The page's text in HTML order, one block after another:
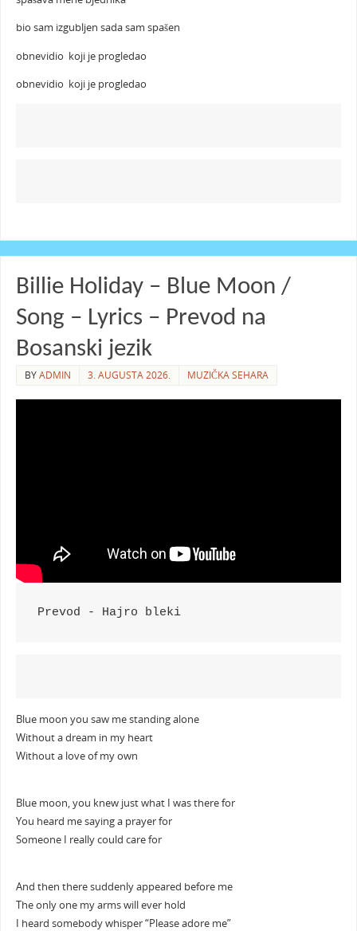
bio sam izgubljen sada sam spašen
obnevidio koji je progledao
obnevidio koji je progledao
Billie Holiday – Blue Moon /
Song – Lyrics – Prevod na
Bosanski jezik
BYADMIN 3. AUGUSTA 2026. MUZIČKA SEHARA
Prevod - Hajro bleki
Blue moon you saw me standing alone
Without a dream in my heart
Without a love of my own
Blue moon, you knew just what I was there for
You heard me saying a prayer for
Someone I really could care for
And then there suddenly appeared before me
The only one my arms will ever hold
I heard somebody whisper “Please adore me”